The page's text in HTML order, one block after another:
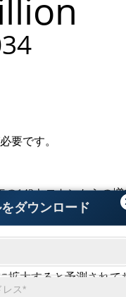
ダウンロード
要です。
142キロトンからの
ーカーが生産能力
拡大すると予測され
ースの関心が 50%